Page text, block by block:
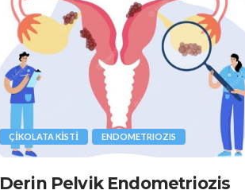
ÇİKOLATA KİSTİ ENDOMETRIOZIS
Derin Pelvik Endometriozis